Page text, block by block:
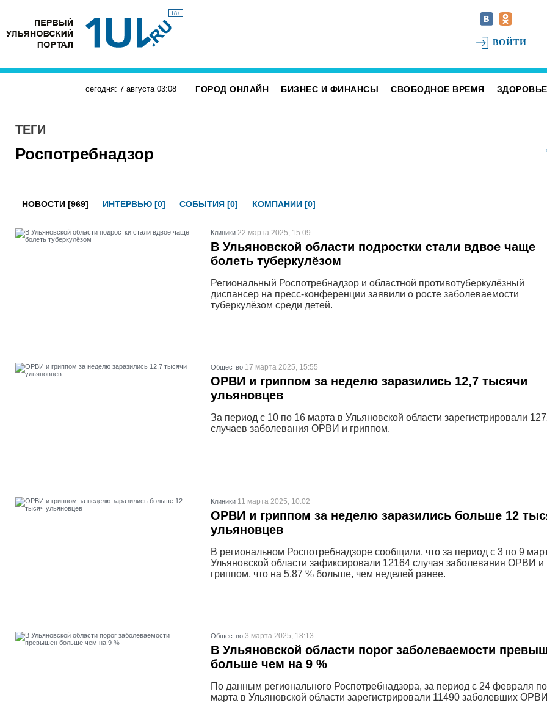
18+
ВОЙТИ
сегодня: 7 августа 03:08 ГОРОД ОНЛАЙН БИЗНЕС И ФИНАНСЫ СВОБОДНОЕ ВРЕМЯ ЗДОРОВЬЕ
ТЕГИ
Роспотребнадзор
НОВОСТИ [969] ИНТЕРВЬЮ [0] СОБЫТИЯ [0] КОМПАНИИ [0]
Клиники 22 марта 2025, 15:09
В Ульяновской области подростки стали вдвое чаще
болеть туберкулёзом
Региональный Роспотребнадзор и областной противотуберкулёзный
диспансер на пресс-конференции заявили о росте заболеваемости
туберкулёзом среди детей.
Общество 17 марта 2025, 15:55
ОРВИ и гриппом за неделю заразились 12,7 тысячи
ульяновцев
За период с 10 по 16 марта в Ульяновской области зарегистрировали
случаев заболевания ОРВИ и гриппом.
Клиники 11 марта 2025, 10:02
ОРВИ и гриппом за неделю заразились больше 12
ульяновцев
В региональном Роспотребнадзоре сообщили, что за период с 3 по 9
Ульяновской области зафиксировали 12164 случая заболевания ОРВИ и
гриппом, что на 5,87 % больше, чем неделей ранее.
Общество 3 марта 2025, 18:13
В Ульяновской области порог заболеваемости
больше чем на 9 %
По данным регионального Роспотребнадзора, за период с 24 февраля
марта в Ульяновской области зарегистрировали 11490 заболевших